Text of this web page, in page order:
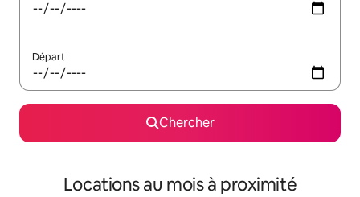
Départ
Chercher
Locations au mois à proximité